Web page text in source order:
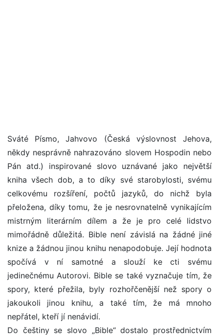
Sváté Písmo, Jahvovo (Česká výslovnost Jehova,
někdy nesprávně nahrazováno slovem Hospodin nebo
Pán atd.) inspirované slovo uznávané jako největší
kniha všech dob, a to díky své starobylosti, svému
celkovému rozšíření, počtů jazyků, do nichž byla
přeložena, díky tomu, že je nesrovnatelně vynikajícím
mistrným literárním dílem a že je pro celé lidstvo
mimořádně důležitá. Bible není závislá na žádné jiné
knize a žádnou jinou knihu nenapodobuje. Její hodnota
spočívá v ní samotné a slouží ke cti svému
jedinečnému Autorovi. Bible se také vyznačuje tím, že
spory, které přežila, byly rozhořčenější než spory o
jakoukoli jinou knihu, a také tím, že má mnoho
nepřátel, kteří jí nenávidí.
Do češtiny se slovo „Bible“ dostalo prostřednictvím